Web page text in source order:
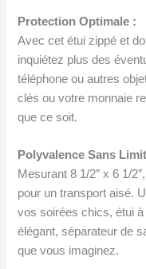
Protection Optimale :
Avec cet étui zippé et
inquiétez plus des
téléphone ou autres
clés ou votre monnaie
que ce soit.
Polyvalence Sans
Mesurant 8 1/2″ x 6 1/
pour un transport aisé.
vos soirées chics, étui
élégant, séparateur de
que vous imaginez.